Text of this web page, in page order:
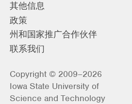
其他信息
政策
州和国家推广合作伙伴
联系我们
Copyright © 2009–2026
Iowa State University of
Science and Technology